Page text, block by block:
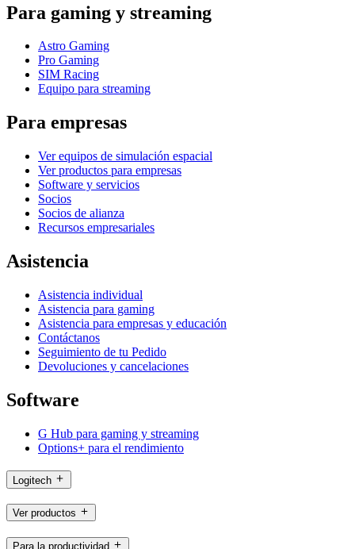
Para gaming y streaming
Astro Gaming
Pro Gaming
SIM Racing
Equipo para streaming
Para empresas
Ver equipos de simulación espacial
Ver productos para empresas
Software y servicios
Socios
Socios de alianza
Recursos empresariales
Asistencia
Asistencia individual
Asistencia para gaming
Asistencia para empresas y educación
Contáctanos
Seguimiento de tu Pedido
Devoluciones y cancelaciones
Software
G Hub para gaming y streaming
Options+ para el rendimiento
Logitech
Ver productos
Para la productividad